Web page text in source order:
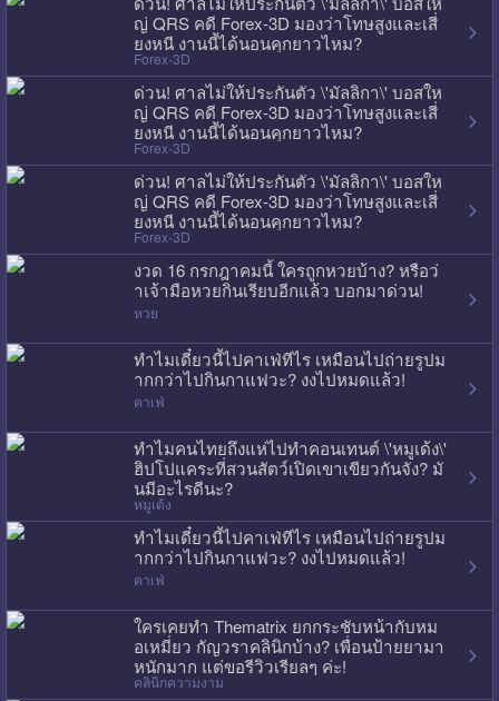
ญ่ QRS คดี Forex-3D มองว่าโทษสูงและเสี่
ยงหนี งานนี้ได้นอนคุกยาวไหม?
Forex-3D
ด่วน! ศาลไม่ให้ประกันตัว \'มัลลิกา\' บอสให
ญ่ QRS คดี Forex-3D มองว่าโทษสูงและเสี่
ยงหนี งานนี้ได้นอนคุกยาวไหม?
Forex-3D
ด่วน! ศาลไม่ให้ประกันตัว \'มัลลิกา\' บอสให
ญ่ QRS คดี Forex-3D มองว่าโทษสูงและเสี่
ยงหนี งานนี้ได้นอนคุกยาวไหม?
Forex-3D
งวด 16 กรกฎาคมนี้ ใครถูกหวยบ้าง? หรือว่
าเจ้ามือหวยกินเรียบอีกแล้ว บอกมาด่วน!
หวย
ทำไมเดี๋ยวนี้ไปคาเฟ่ทีไร เหมือนไปถ่ายรูปม
ากกว่าไปกินกาแฟวะ? งงไปหมดแล้ว!
คาเฟ่
ทำไมคนไทยถึงแห่ไปทำคอนเทนต์ \'หมูเด้ง\'
ฮิปโปแคระที่สวนสัตว์เปิดเขาเขียวกันจัง? มั
นมีอะไรดีนะ?
หมูเด้ง
ทำไมเดี๋ยวนี้ไปคาเฟ่ทีไร เหมือนไปถ่ายรูปม
ากกว่าไปกินกาแฟวะ? งงไปหมดแล้ว!
คาเฟ่
ใครเคยทำ Thematrix ยกกระชับหน้ากับหม
อเหมี่ยว กัญวราคลินิกบ้าง? เพื่อนป้ายยามา
หนักมาก แต่ขอรีวิวเรียลๆ ค่ะ!
คลินิกความงาม